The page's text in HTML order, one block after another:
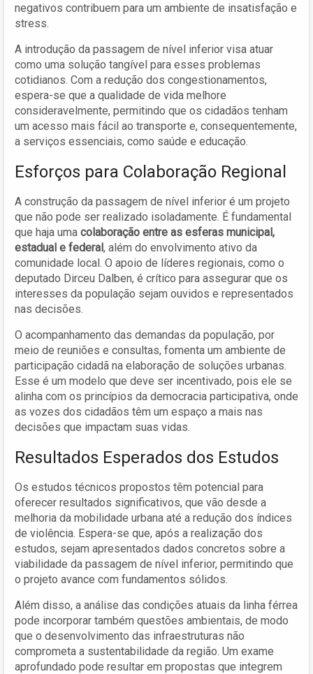
negativos contribuem para um ambiente de insatisfação e
stress.
A introdução da passagem de nível inferior visa atuar
como uma solução tangível para esses problemas
cotidianos. Com a redução dos congestionamentos,
espera-se que a qualidade de vida melhore
consideravelmente, permitindo que os cidadãos tenham
um acesso mais fácil ao transporte e, consequentemente,
a serviços essenciais, como saúde e educação.
Esforços para Colaboração Regional
A construção da passagem de nível inferior é um projeto
que não pode ser realizado isoladamente. É fundamental
que haja uma colaboração entre as esferas municipal,
estadual e federal, além do envolvimento ativo da
comunidade local. O apoio de líderes regionais, como o
deputado Dirceu Dalben, é crítico para assegurar que os
interesses da população sejam ouvidos e representados
nas decisões.
O acompanhamento das demandas da população, por
meio de reuniões e consultas, fomenta um ambiente de
participação cidadã na elaboração de soluções urbanas.
Esse é um modelo que deve ser incentivado, pois ele se
alinha com os princípios da democracia participativa, onde
as vozes dos cidadãos têm um espaço a mais nas
decisões que impactam suas vidas.
Resultados Esperados dos Estudos
Os estudos técnicos propostos têm potencial para
oferecer resultados significativos, que vão desde a
melhoria da mobilidade urbana até a redução dos índices
de violência. Espera-se que, após a realização dos
estudos, sejam apresentados dados concretos sobre a
viabilidade da passagem de nível inferior, permitindo que
o projeto avance com fundamentos sólidos.
Além disso, a análise das condições atuais da linha férrea
pode incorporar também questões ambientais, de modo
que o desenvolvimento das infraestruturas não
comprometa a sustentabilidade da região. Um exame
aprofundado pode resultar em propostas que integrem